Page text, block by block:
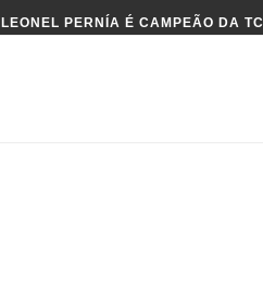
LEONEL PERNÍA É CAMPEÃO DA